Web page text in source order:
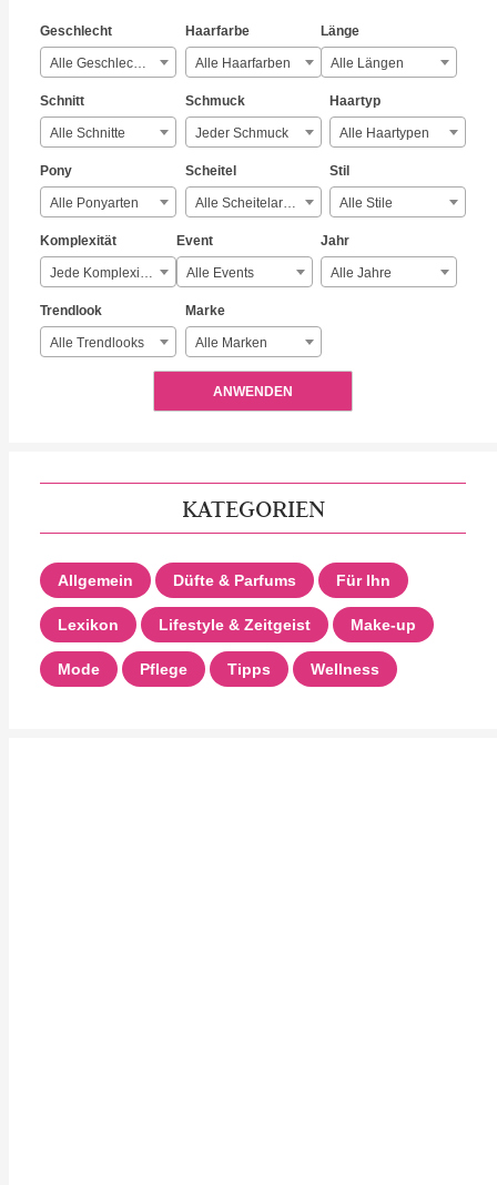
Geschlecht
Alle Geschlechter
Haarfarbe
Alle Haarfarben
Länge
Alle Längen
Schnitt
Alle Schnitte
Schmuck
Jeder Schmuck
Haartyp
Alle Haartypen
Pony
Alle Ponyarten
Scheitel
Alle Scheitelarten
Stil
Alle Stile
Komplexität
Jede Komplexität
Event
Alle Events
Jahr
Alle Jahre
Trendlook
Alle Trendlooks
Marke
Alle Marken
ANWENDEN
KATEGORIEN
Allgemein Düfte & Parfums Für Ihn
Lexikon Lifestyle & Zeitgeist Make-up
Mode Pflege Tipps Wellness